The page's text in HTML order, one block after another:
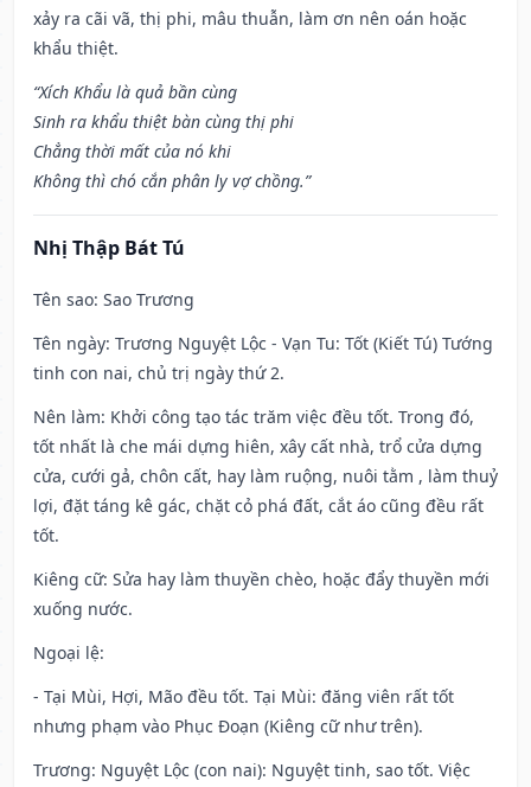
xảy ra cãi vã, thị phi, mâu thuẫn, làm ơn nên oán hoặc
khẩu thiệt.
“Xích Khẩu là quả bần cùng
Sinh ra khẩu thiệt bàn cùng thị phi
Chẳng thời mất của nó khi
Không thì chó cắn phân ly vợ chồng.”
Nhị Thập Bát Tú
Tên sao: Sao Trương
Tên ngày: Trương Nguyệt Lộc - Vạn Tu: Tốt (Kiết Tú) Tướng
tinh con nai, chủ trị ngày thứ 2.
Nên làm: Khởi công tạo tác trăm việc đều tốt. Trong đó,
tốt nhất là che mái dựng hiên, xây cất nhà, trổ cửa dựng
cửa, cưới gả, chôn cất, hay làm ruộng, nuôi tằm , làm thuỷ
lợi, đặt táng kê gác, chặt cỏ phá đất, cắt áo cũng đều rất
tốt.
Kiêng cữ: Sửa hay làm thuyền chèo, hoặc đẩy thuyền mới
xuống nước.
Ngoại lệ:
- Tại Mùi, Hợi, Mão đều tốt. Tại Mùi: đăng viên rất tốt
nhưng phạm vào Phục Đoạn (Kiêng cữ như trên).
Trương: Nguyệt Lộc (con nai): Nguyệt tinh, sao tốt. Việc